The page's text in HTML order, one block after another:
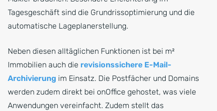
Tagesgeschäft sind die Grundrissoptimierung und die
automatische Lageplanerstellung.
Neben diesen alltäglichen Funktionen ist bei m²
Immobilien auch die revisionssichere E-Mail-
Archivierung im Einsatz. Die Postfächer und Domains
werden zudem direkt bei onOffice gehostet, was viele
Anwendungen vereinfacht. Zudem stellt das